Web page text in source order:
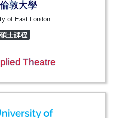
敦大學
of East London
碩士課程
Theatre